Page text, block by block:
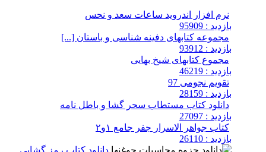
نرم افزار اندروید ساعات سعد و نحس
بازدید : 95909
مجموعه کتابهای دفینه شناسی و باستان [...]
بازدید : 93912
مجموع کتابهای شیخ بهایی
بازدید : 46219
تقویم نجومی 97
بازدید : 28159
دانلود کتاب مستطاب سحر گشا و باطل نامه
بازدید : 27097
کتاب جواهر الاسرار جفر جامع ۱و۲
بازدید : 26110